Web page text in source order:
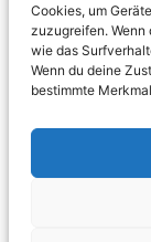
Cookies, um
zuzugreifen. Wenn
wie das
Wenn du deine
bestimmte
Stephan